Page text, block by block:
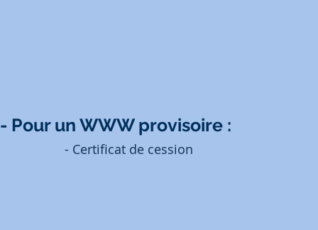
- Pour un WWW provisoire :
- Certificat de cession